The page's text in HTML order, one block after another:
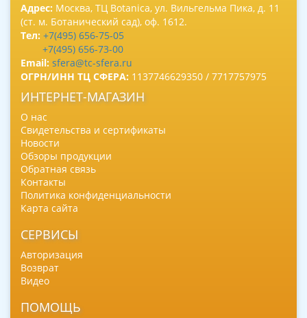
Адрес: Москва, ТЦ Botanica, ул. Вильгельма Пика, д. 11
(ст. м. Ботанический сад), оф. 1612.
Тел: +7(495) 656-75-05
+7(495) 656-73-00
Email: sfera@tc-sfera.ru
ОГРН/ИНН ТЦ СФЕРА: 1137746629350 / 7717757975
ИНТЕРНЕТ-МАГАЗИН
О нас
Свидетельства и сертификаты
Новости
Обзоры продукции
Обратная связь
Контакты
Политика конфиденциальности
Карта сайта
СЕРВИСЫ
Авторизация
Возврат
Видео
ПОМОЩЬ